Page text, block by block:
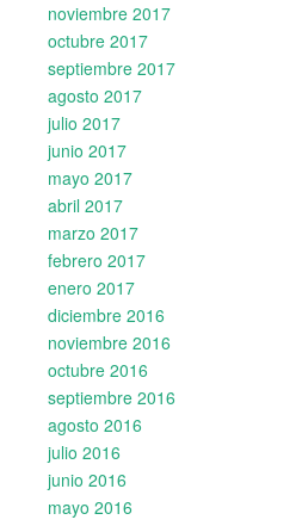
noviembre 2017
octubre 2017
septiembre 2017
agosto 2017
julio 2017
junio 2017
mayo 2017
abril 2017
marzo 2017
febrero 2017
enero 2017
diciembre 2016
noviembre 2016
octubre 2016
septiembre 2016
agosto 2016
julio 2016
junio 2016
mayo 2016